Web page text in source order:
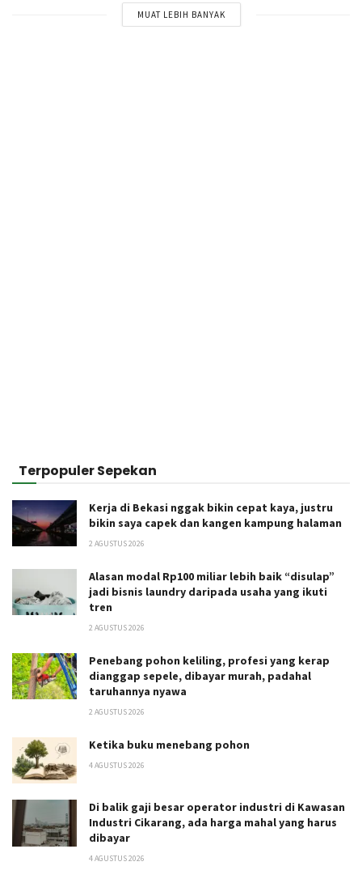
MUAT LEBIH BANYAK
Terpopuler Sepekan
Kerja di Bekasi nggak bikin cepat kaya, justru
bikin saya capek dan kangen kampung halaman
2 AGUSTUS 2026
Alasan modal Rp100 miliar lebih baik “disulap”
jadi bisnis laundry daripada usaha yang ikuti
tren
2 AGUSTUS 2026
Penebang pohon keliling, profesi yang kerap
dianggap sepele, dibayar murah, padahal
taruhannya nyawa
2 AGUSTUS 2026
Ketika buku menebang pohon
4 AGUSTUS 2026
Di balik gaji besar operator industri di Kawasan
Industri Cikarang, ada harga mahal yang harus
dibayar
4 AGUSTUS 2026